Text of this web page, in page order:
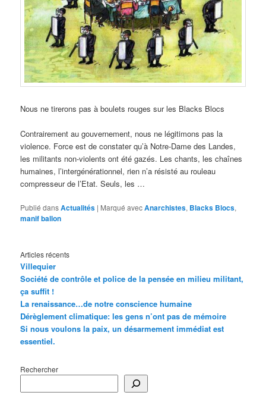
Nous ne tirerons pas à boulets rouges sur les Blacks Blocs
Contrairement au gouvernement, nous ne légitimons pas la
violence. Force est de constater qu’à Notre-Dame des Landes,
les militants non-violents ont été gazés. Les chants, les chaînes
humaines, l’intergénérationnel, rien n’a résisté au rouleau
compresseur de l’Etat. Seuls, les …
Publié dansActualités | Marqué avecAnarchistes, Blacks Blocs,
manif ballon
Articles récents
Villequier
Société de contrôle et police de la pensée en milieu militant,
ça suffit !
La renaissance…de notre conscience humaine
Dérèglement climatique: les gens n’ont pas de mémoire
Si nous voulons la paix, un désarmement immédiat est
essentiel.
Rechercher